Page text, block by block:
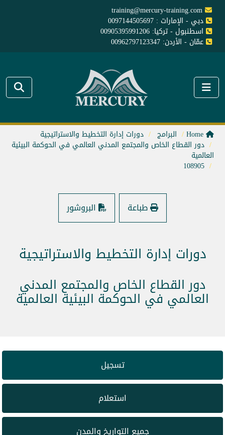
training@mercury-training.com
دبي - الإمارات : 0097144505697
اسطنبول - تركيا: 00905395991206
عمّان - الأردن: 00962797123347
البرامج دورات إدارة التخطيط والاستراتيجية
دور القطاع الخاص والمجتمع المدني العالمي في الحوكمة البيئية
العالمية
108905
طباعة البروشور
دورات إدارة التخطيط والاستراتيجية
دور القطاع الخاص والمجتمع المدني
العالمي في الحوكمة البيئية العالمية
تسجيل
استعلام
جميع التواريخ والمدن